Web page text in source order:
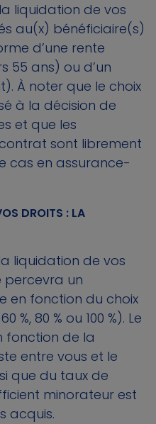
liquidation de vos
au(x) bénéficiaire(s)
d’une rente
55 ans) ou d’un
À noter que le choix
à la décision de
et que les
sont librement
cas en assurance-
DROITS : LA
liquidation de vos
percevra un
en fonction du choix
%, 80 % ou 100 %). Le
fonction de la
entre vous et le
que du taux de
minorateur est
acquis.